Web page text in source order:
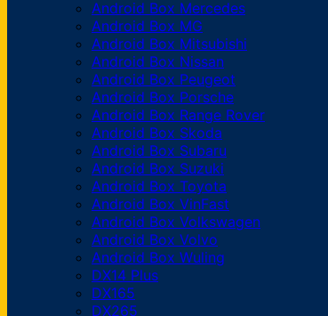
Android Box Mercedes
Android Box MG
Android Box Mitsubishi
Android Box Nissan
Android Box Peugeot
Android Box Porsche
Android Box Range Rover
Android Box Skoda
Android Box Subaru
Android Box Suzuki
Android Box Toyota
Android Box VinFast
Android Box Volkswagen
Android Box Volvo
Android Box Wuling
DX14 Plus
DX165
DX265